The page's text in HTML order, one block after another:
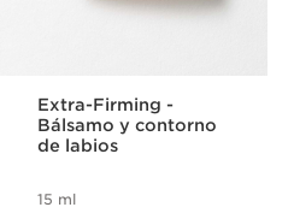
Extra-Firming -
Bálsamo y contorno
de labios
15 ml